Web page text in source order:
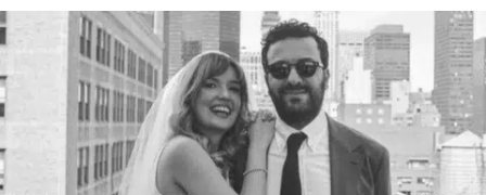
Bingöl
Bitlis
Bolu
Burdur